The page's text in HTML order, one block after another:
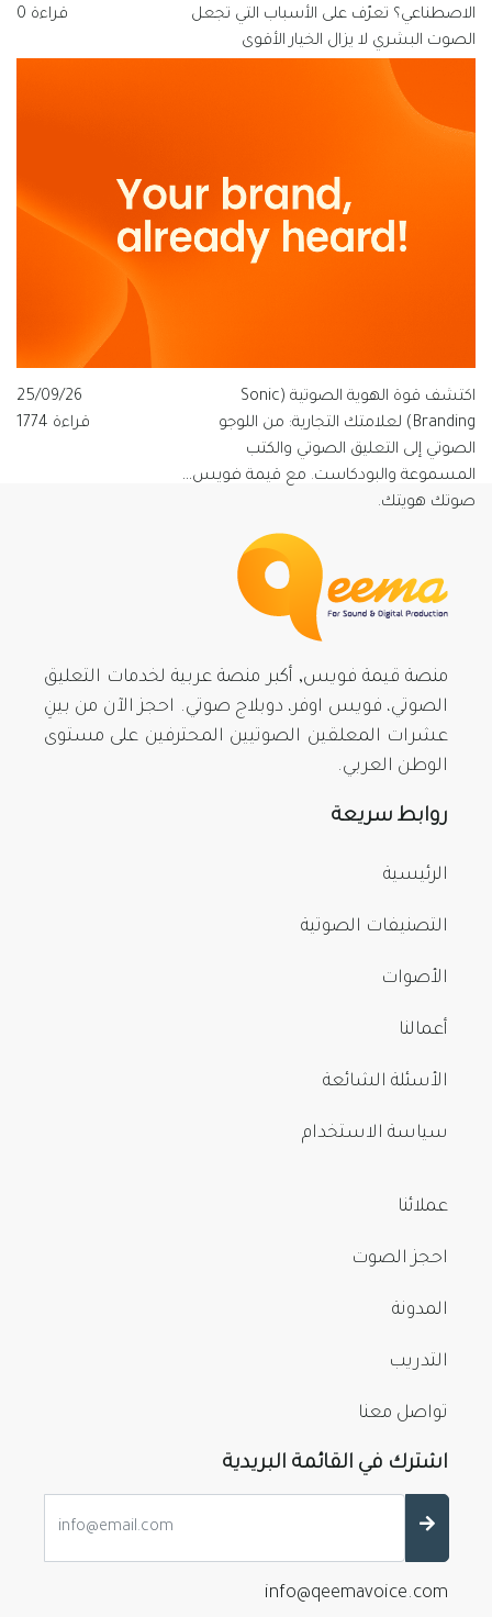
الاصطناعي؟ تعرّف على الأسباب التي تجعل
الصوت البشري لا يزال الخيار الأقوى
للعلامات التجارية الناطقة بالعربية، ولماذا
تتبنى قيمة فويس شعار "الصوت الذي
يفهم العربية".
قراءة 0
اكتشف قوة الهوية الصوتية (Sonic
Branding) لعلامتك التجارية: من اللوجو
الصوتي إلى التعليق الصوتي والكتب
المسموعة والبودكاست. مع قيمة فويس…
صوتك هويتك.
25/09/26
قراءة 1774
منصة قيمة فويس, أكبر منصة عربية لخدمات التعليق
الصوتي، فويس اوفر، دوبلاج صوتي. احجز الآن من بينِ
عشرات المعلقين الصوتيين المحترفين على مستوى
الوطن العربي.
روابط سريعة
الرئيسية
التصنيفات الصوتية
الأصوات
أعمالنا
الأسئلة الشائعة
سياسة الاستخدام
عملائنا
احجز الصوت
المدونة
التدريب
تواصل معنا
اشترك في القائمة البريدية
info@qeemavoice.com